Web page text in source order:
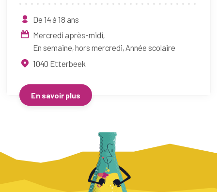
De 14 à 18 ans
Mercredi après-midi
En semaine, hors mercredi Année scolaire
1040 Etterbeek
En savoir plus